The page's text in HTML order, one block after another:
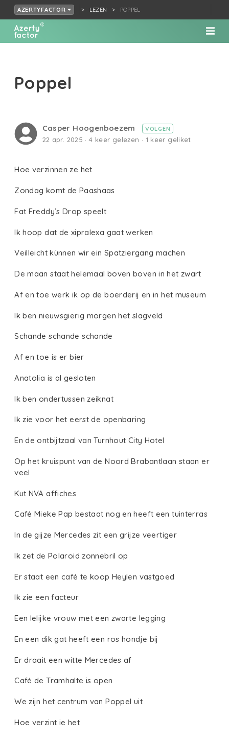
AZERTYFACTOR LEZEN POPPEL
Poppel
Casper Hoogenboezem VOLGEN
22 apr. 2025 · 4 keer gelezen · 1 keer geliket
Hoe verzinnen ze het
Zondag komt de Paashaas
Fat Freddy’s Drop speelt
Ik hoop dat de xipralexa gaat werken
Veilleicht künnen wir ein Spatziergang machen
De maan staat helemaal boven boven in het zwart
Af en toe werk ik op de boerderij en in het museum
Ik ben nieuwsgierig morgen het slagveld
Schande schande schande
Af en toe is er bier
Anatolia is al gesloten
Ik ben ondertussen zeiknat
Ik zie voor het eerst de openbaring
En de ontbijtzaal van Turnhout City Hotel
Op het kruispunt van de Noord Brabantlaan staan er
veel
Kut NVA affiches
Café Mieke Pap bestaat nog en heeft een tuinterras
In de gijze Mercedes zit een grijze veertiger
Ik zet de Polaroid zonnebril op
Er staat een café te koop Heylen vastgoed
Ik zie een facteur
Een lelijke vrouw met een zwarte legging
En een dik gat heeft een ros hondje bij
Er draait een witte Mercedes af
Café de Tramhalte is open
We zijn het centrum van Poppel uit
Hoe verzint ie het